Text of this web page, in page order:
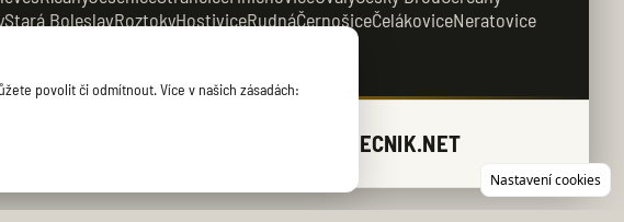
Stará BoleslavRoztokyHostiviceRudnáČernošiceČelákoviceNeratovice
ZAMECNIK.NET
povolit či odmítnout. Více v našich zásadách:
Nastavení cookies